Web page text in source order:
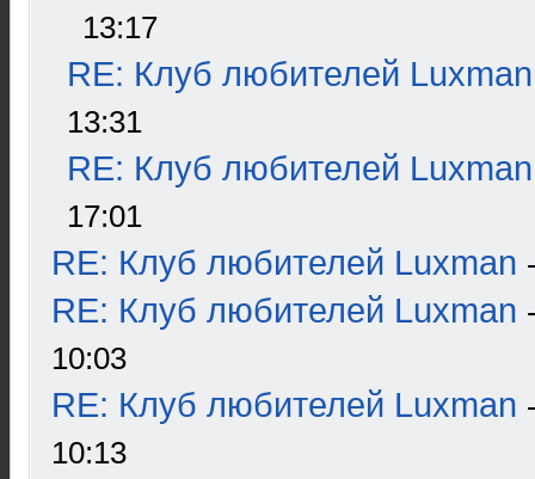
13:17
RE: Клуб любителей Luxman
13:31
RE: Клуб любителей Luxman
17:01
RE: Клуб любителей Luxman
RE: Клуб любителей Luxman
10:03
RE: Клуб любителей Luxman
10:13